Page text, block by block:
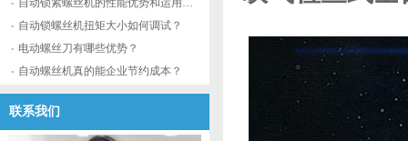
自动锁紧螺丝机的性能优势和运用流程
自动锁螺丝机扭矩大小如何调试？
电动螺丝刀有哪些优势？
自动螺丝机真的能企业节约成本？
联系我们